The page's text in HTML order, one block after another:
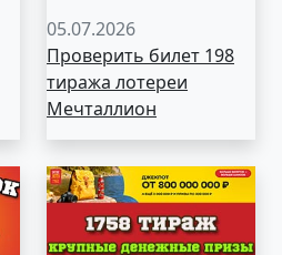
05.07.2026
Проверить билет 198
тиража лотереи
Мечталлион